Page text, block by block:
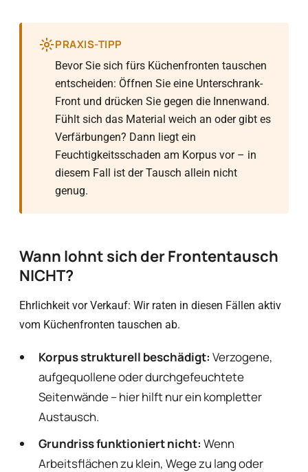
PRAXIS-TIPP
Bevor Sie sich fürs Küchenfronten tauschen
entscheiden: Öffnen Sie eine Unterschrank-
Front und drücken Sie gegen die Innenwand.
Fühlt sich das Material weich an oder gibt es
Verfärbungen? Dann liegt ein
Feuchtigkeitsschaden am Korpus vor – in
diesem Fall ist der Tausch allein nicht
genug.
Wann lohnt sich der Frontentausch
NICHT?
Ehrlichkeit vor Verkauf: Wir raten in diesen Fällen aktiv
vom Küchenfronten tauschen ab.
Korpus strukturell beschädigt: Verzogene,
aufgequollene oder durchgefeuchtete
Seitenwände – hier hilft nur ein kompletter
Austausch.
Grundriss funktioniert nicht: Wenn
Arbeitsflächen zu klein, Wege zu lang oder